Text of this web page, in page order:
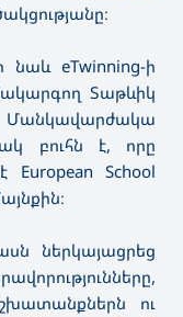
eTwinning-ի
Տաթևիկ
Մանկավարժակա
բուհն է, որը
School
ներկայացրեց
ու